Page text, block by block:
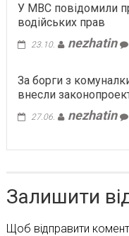
У МВС повідомили
водійських прав
23.10. nezhatin
За борги з
внесли
27.06. nezhatin
Залишити
Щоб відправити